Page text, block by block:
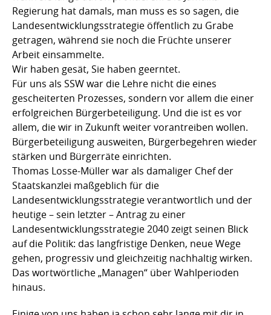
Regierung hat damals, man muss es so sagen, die
Landesentwicklungsstrategie öffentlich zu Grabe
getragen, während sie noch die Früchte unserer
Arbeit einsammelte.
Wir haben gesät, Sie haben geerntet.
Für uns als SSW war die Lehre nicht die eines
gescheiterten Prozesses, sondern vor allem die einer
erfolgreichen Bürgerbeteiligung. Und die ist es vor
allem, die wir in Zukunft weiter vorantreiben wollen.
Bürgerbeteiligung ausweiten, Bürgerbegehren wieder
stärken und Bürgerräte einrichten.
Thomas Losse-Müller war als damaliger Chef der
Staatskanzlei maßgeblich für die
Landesentwicklungsstrategie verantwortlich und der
heutige – sein letzter – Antrag zu einer
Landesentwicklungsstrategie 2040 zeigt seinen Blick
auf die Politik: das langfristige Denken, neue Wege
gehen, progressiv und gleichzeitig nachhaltig wirken.
Das wortwörtliche „Managen“ über Wahlperioden
hinaus.